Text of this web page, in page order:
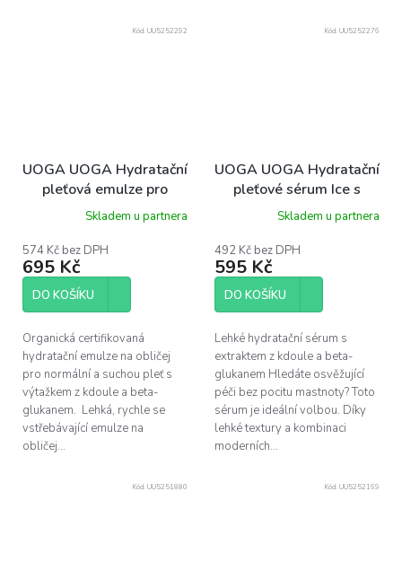
UOGA UOGA Hydratační
pleťová emulze pro
normální a suchou pleť
Ripples s extraktem z
kdoule a betaglukanem
Skladem u partnera
574 Kč bez DPH
695 Kč
DO KOŠÍKU
Organická certifikovaná
hydratační emulze na obličej
pro normální a suchou pleť s
výtažkem z kdoule a beta-
glukanem. Lehká, rychle se
vstřebávající emulze na
obličej...
Kód: UU5252292
UOGA UOGA Hydratační
pleťové sérum Ice s
extraktem z kdoule a
betaglukanem 15 ml
Skladem u partnera
492 Kč bez DPH
595 Kč
DO KOŠÍKU
Lehké hydratační sérum s
extraktem z kdoule a beta-
glukanem Hledáte osvěžující
péči bez pocitu mastnoty? Toto
sérum je ideální volbou. Díky
lehké textury a kombinaci
moderních...
Kód: UU5252276
Kód: UU5251880 Kód: UU5252169